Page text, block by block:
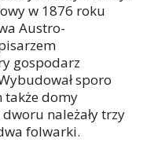
w 1876 roku
Austro-
gospodarz
sporo
także domy
należały trzy
folwarki.